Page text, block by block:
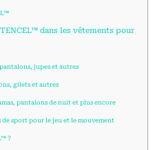
dans les vêtements pour
jupes et autres
gilets et autres
pantalons de nuit et plus encore
de sport pour le jeu et le mouvement
?